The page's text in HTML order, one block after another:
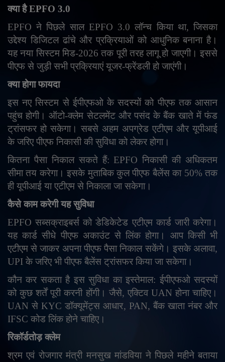
क्या हैEPFO 3.0
EPFOने पिछले साल EPFO 3.0 लॉन्च किया था,जिसका
उद्देश्य डिजिटल ढांचे और प्रक्रियाओं को आधुनिक बनाना है।
यह नया सिस्टम मिड-2026 तक पूरी तरह लागू हो जाएगी। इससे
पीएफ से जुड़ी सभी प्रक्रियाएं यूजर-फ्रेंडली हो जाएंगी।
क्या होगा फायदा
इस नए सिस्टम से ईपीएफओ के सदस्यों को पीएफ तक आसान
पहुंच होगी। ऑटो-क्लेम सेटलमेंट और पसंद के बैंक खाते में फंड
ट्रांसफर हो सकेगा। सबसे अहम अपग्रेड एटीएम और यूपीआई
के जरिए पीएफ निकासी की सुविधा को लेकर होगा।
कितना पैसा निकाल सकते हैं:EPFOनिकासी की अधिकतम
सीमा तय करेगा। इसके मुताबिक कुल पीएफ बैलेंस का 50% तक
ही यूपीआई या एटीएम से निकाला जा सकेगा।
कैसे काम करेगी यह सुविधा
EPFOसब्सक्राइबर्स को डेडिकेटेड एटीएम कार्ड जारी करेगा।
यह कार्ड सीधे पीएफ अकाउंट से लिंक होगा। आप किसी भी
एटीएम से जाकर अपना पीएफ पैसा निकाल सकेंगे। इसके अलावा,
UPI के जरिए भी पीएफ बैलेंस ट्रांसफर किया जा सकेगा।
कौन कर सकता है इस सुविधा का इस्तेमाल: ईपीएफओ सदस्यों
को कुछ शर्तें पूरी करनी होंगी। जैसे, एक्टिव UAN होना चाहिए।
UANसेKYCडॉक्यूमेंट्स आधार, PAN, बैंक खाता नंबर और
IFSC कोड लिंक होने चाहिए।
रिकॉर्डतोड़ क्लेम
श्रम एवं रोजगार मंत्री मनसुख मांडविया ने पिछले महीने बताया